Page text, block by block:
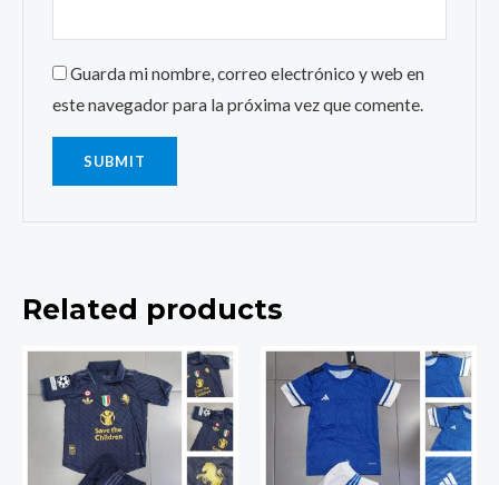
Guarda mi nombre, correo electrónico y web en
este navegador para la próxima vez que comente.
Related products